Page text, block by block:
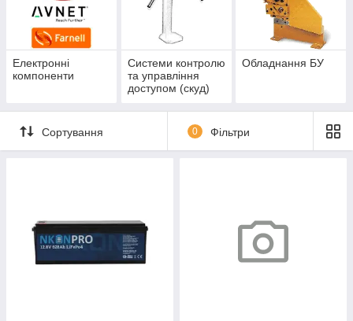
Електронні
компоненти
Системи контролю
та управління
доступом (скуд)
Обладнання БУ
Сортування 0 Фільтри